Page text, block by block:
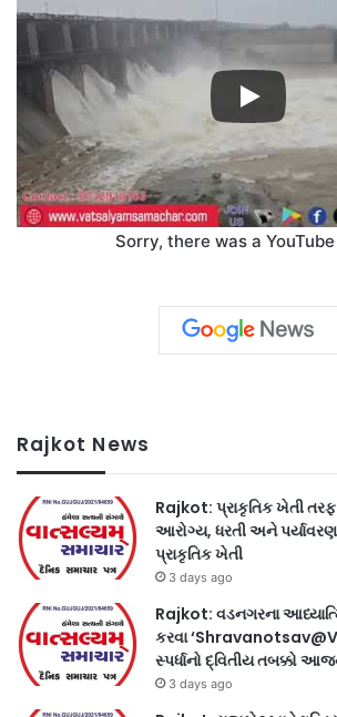
Sorry, there was a
Rajkot News
Rajkot: પ્રાકૃતિક ખેતી
આરોગ્ય, ધરતી અને
પ્રાકૃતિક ખેતી
3 days ago
Rajkot: વડનગરના
કરવા
સ્પર્ધાનો દ્વિતીય તબક્કો
3 days ago